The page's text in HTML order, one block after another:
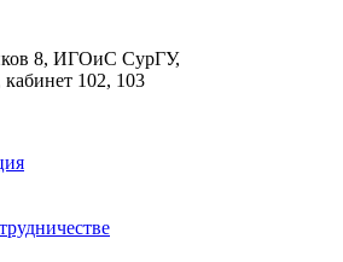
8, ИГОиС СурГУ,
102, 103